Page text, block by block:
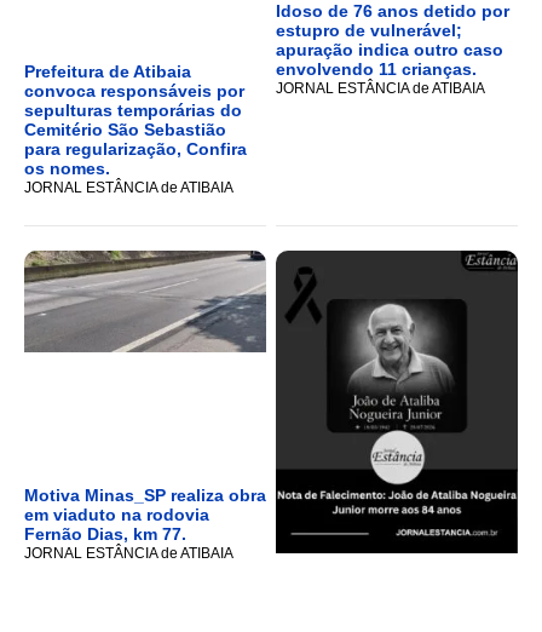
Prefeitura de Atibaia
convoca responsáveis por
sepulturas temporárias do
Cemitério São Sebastião
para regularização, Confira
os nomes.
JORNAL ESTÂNCIA de ATIBAIA
Idoso de 76 anos detido por
estupro de vulnerável;
apuração indica outro caso
envolvendo 11 crianças.
JORNAL ESTÂNCIA de ATIBAIA
Motiva Minas_SP realiza obra
em viaduto na rodovia
Fernão Dias, km 77.
JORNAL ESTÂNCIA de ATIBAIA